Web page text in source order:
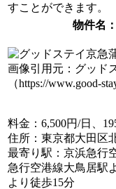
すことができます。
物件名
画像引用元：グッド
（https://www.good-
料金 ：6,500円/日、
住所 ：東京都大田区
最寄り駅 ：京浜急行
急行空港線大鳥居駅
より徒歩15分